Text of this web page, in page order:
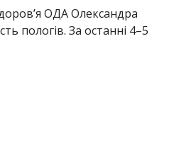
ОДА Олександра
пологів. За останні 4–5